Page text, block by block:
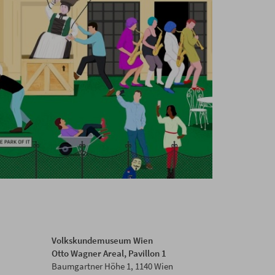
Volkskundemuseum Wien
Otto Wagner Areal, Pavillon 1
Baumgartner Höhe 1, 1140 Wien